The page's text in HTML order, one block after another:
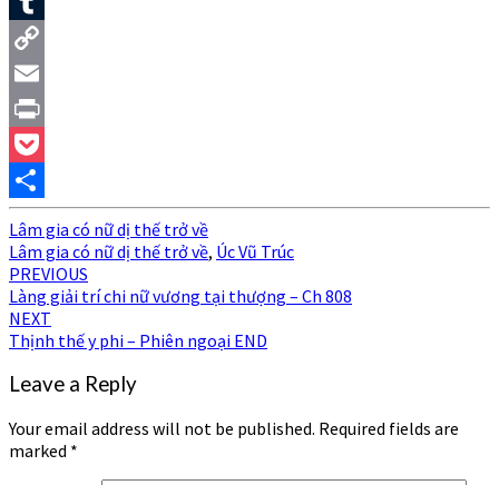
Tumblr
Copy
Link
Email
Print
Pocket
Share
Lâm gia có nữ dị thế trở về
Lâm gia có nữ dị thế trở về, Úc Vũ Trúc
Post
navigation
PREVIOUS
Làng giải trí chi nữ vương tại thượng – Ch 808
NEXT
Thịnh thế y phi – Phiên ngoại END
Leave a Reply
Your email address will not be published. Required fields are
marked *